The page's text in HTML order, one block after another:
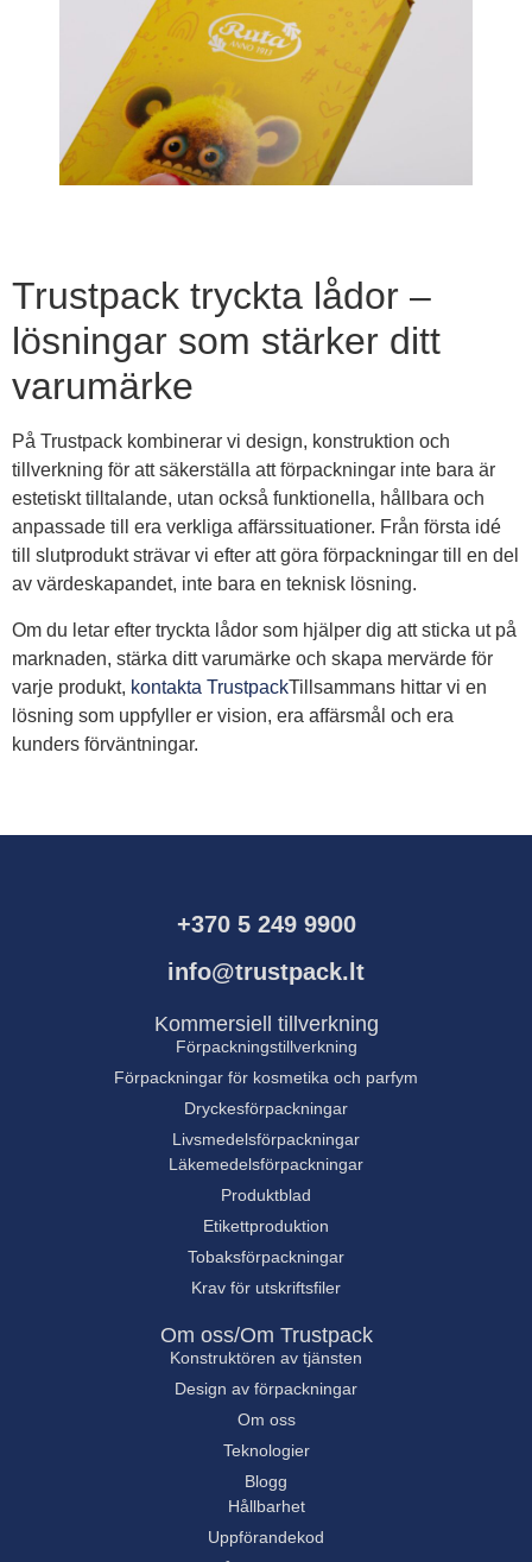
Trustpack tryckta lådor –
lösningar som stärker ditt
varumärke
På Trustpack kombinerar vi design, konstruktion och
tillverkning för att säkerställa att förpackningar inte bara är
estetiskt tilltalande, utan också funktionella, hållbara och
anpassade till era verkliga affärssituationer. Från första idé
till slutprodukt strävar vi efter att göra förpackningar till en del
av värdeskapandet, inte bara en teknisk lösning.
Om du letar efter tryckta lådor som hjälper dig att sticka ut på
marknaden, stärka ditt varumärke och skapa mervärde för
varje produkt, kontakta TrustpackTillsammans hittar vi en
lösning som uppfyller er vision, era affärsmål och era
kunders förväntningar.
+370 5 249 9900
info@trustpack.lt
Kommersiell tillverkning
Förpackningstillverkning
Förpackningar för kosmetika och parfym
Dryckesförpackningar
Livsmedelsförpackningar
Läkemedelsförpackningar
Produktblad
Etikettproduktion
Tobaksförpackningar
Krav för utskriftsfiler
Om oss/Om Trustpack
Konstruktören av tjänsten
Design av förpackningar
Om oss
Teknologier
Blogg
Hållbarhet
Uppförandekod